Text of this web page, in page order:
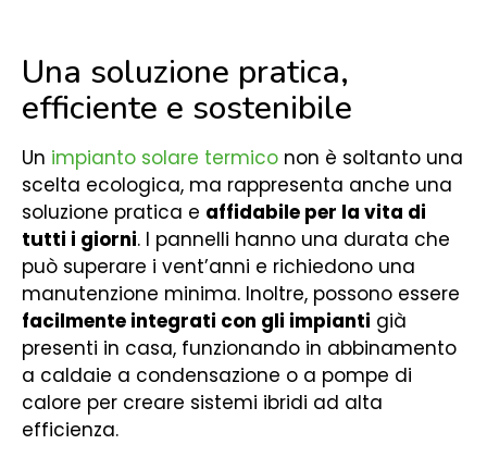
Una soluzione pratica,
efficiente e sostenibile
Un impianto solare termico non è soltanto una
scelta ecologica, ma rappresenta anche una
soluzione pratica e affidabile per la vita di
tutti i giorni. I pannelli hanno una durata che
può superare i vent’anni e richiedono una
manutenzione minima. Inoltre, possono essere
facilmente integrati con gli impianti già
presenti in casa, funzionando in abbinamento
a caldaie a condensazione o a pompe di
calore per creare sistemi ibridi ad alta
efficienza.